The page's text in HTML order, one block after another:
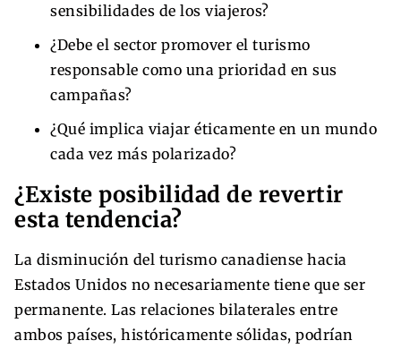
sensibilidades de los viajeros?
¿Debe el sector promover el turismo
responsable como una prioridad en sus
campañas?
¿Qué implica viajar éticamente en un mundo
cada vez más polarizado?
¿Existe posibilidad de revertir
esta tendencia?
La disminución del turismo canadiense hacia
Estados Unidos no necesariamente tiene que ser
permanente. Las relaciones bilaterales entre
ambos países, históricamente sólidas, podrían